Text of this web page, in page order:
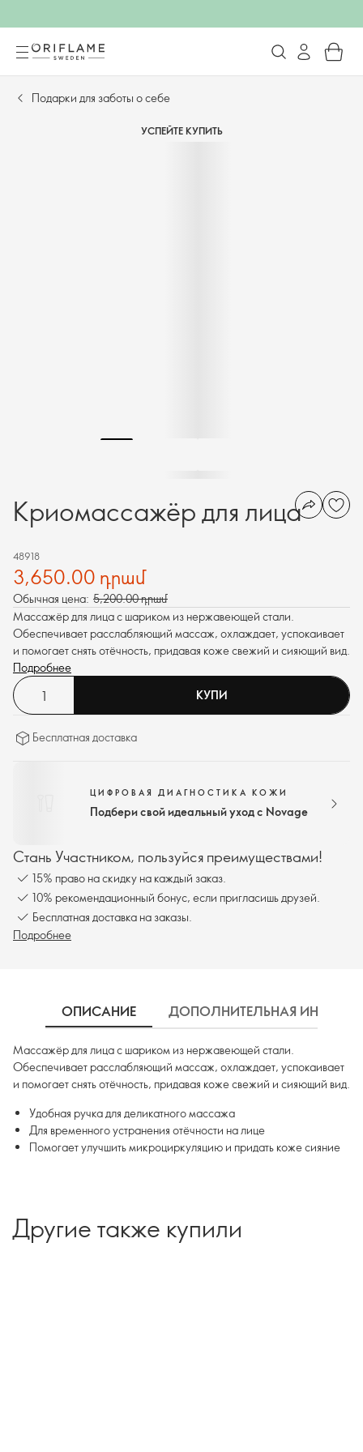
Подарки для заботы о себе
УСПЕЙТЕ КУПИТЬ
Криомассажёр для лица
48918
3,650.00 դրամ
Обычная цена: 5,200.00 դրամ
Массажёр для лица с шариком из нержавеющей стали.
Обеспечивает расслабляющий массаж, охлаждает, успокаивает
и помогает снять отёчность, придавая коже свежий и сияющий вид.
Подробнее
КУПИ
Бесплатная доставка
ЦИФРОВАЯ ДИАГНОСТИКА КОЖИ
Подбери свой идеальный уход с Novage
Стань Участником, пользуйся преимуществами!
15% право на скидку на каждый заказ.
10% рекомендационный бонус, если пригласишь друзей.
Бесплатная доставка на заказы.
Подробнее
ОПИСАНИЕ ДОПОЛНИТЕЛЬНАЯ
Массажёр для лица с шариком из нержавеющей стали.
Обеспечивает расслабляющий массаж, охлаждает, успокаивает
и помогает снять отёчность, придавая коже свежий и сияющий вид.
Удобная ручка для деликатного массажа
Для временного устранения отёчности на лице
Помогает улучшить микроциркуляцию и придать коже сияние
Другие также купили